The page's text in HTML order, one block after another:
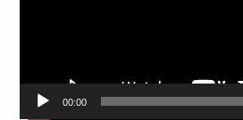
00:00